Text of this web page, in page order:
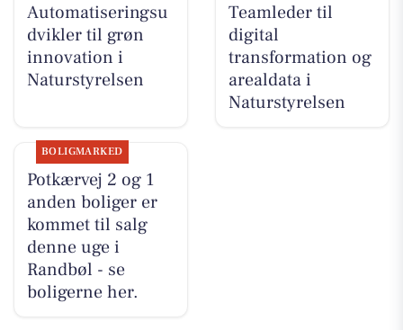
Automatiseringsu
dvikler til grøn
innovation i
Naturstyrelsen
Teamleder til
digital
transformation og
arealdata i
Naturstyrelsen
BOLIGMARKED
Potkærvej 2 og 1
anden boliger er
kommet til salg
denne uge i
Randbøl - se
boligerne her.